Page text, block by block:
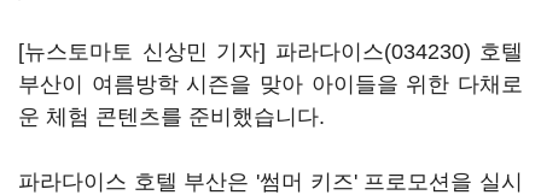
[뉴스토마토 신상민 기자] 파라다이스(034230) 호텔
부산이 여름방학 시즌을 맞아 아이들을 위한 다채로
운 체험 콘텐츠를 준비했습니다.
파라다이스 호텔 부산은 '썸머 키즈' 프로모션을 실시